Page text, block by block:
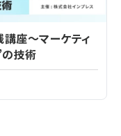
座～マーケティ
技術